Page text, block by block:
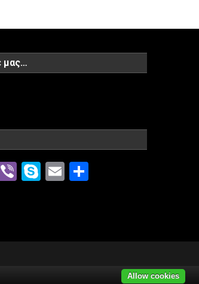
μας…
ViberSkype
Email
Allow cookies